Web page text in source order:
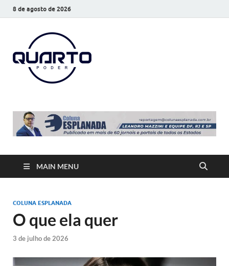
8 de agosto de 2026
MAIN MENU
COLUNA ESPLANADA
O que ela quer
3 de julho de 2026